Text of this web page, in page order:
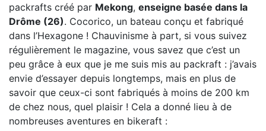
packrafts créé par Mekong, enseigne basée dans la
Drôme (26). Cocorico, un bateau conçu et fabriqué
dans l’Hexagone ! Chauvinisme à part, si vous suivez
régulièrement le magazine, vous savez que c’est un
peu grâce à eux que je me suis mis au packraft : j’avais
envie d’essayer depuis longtemps, mais en plus de
savoir que ceux-ci sont fabriqués à moins de 200 km
de chez nous, quel plaisir ! Cela a donné lieu à de
nombreuses aventures en bikeraft :